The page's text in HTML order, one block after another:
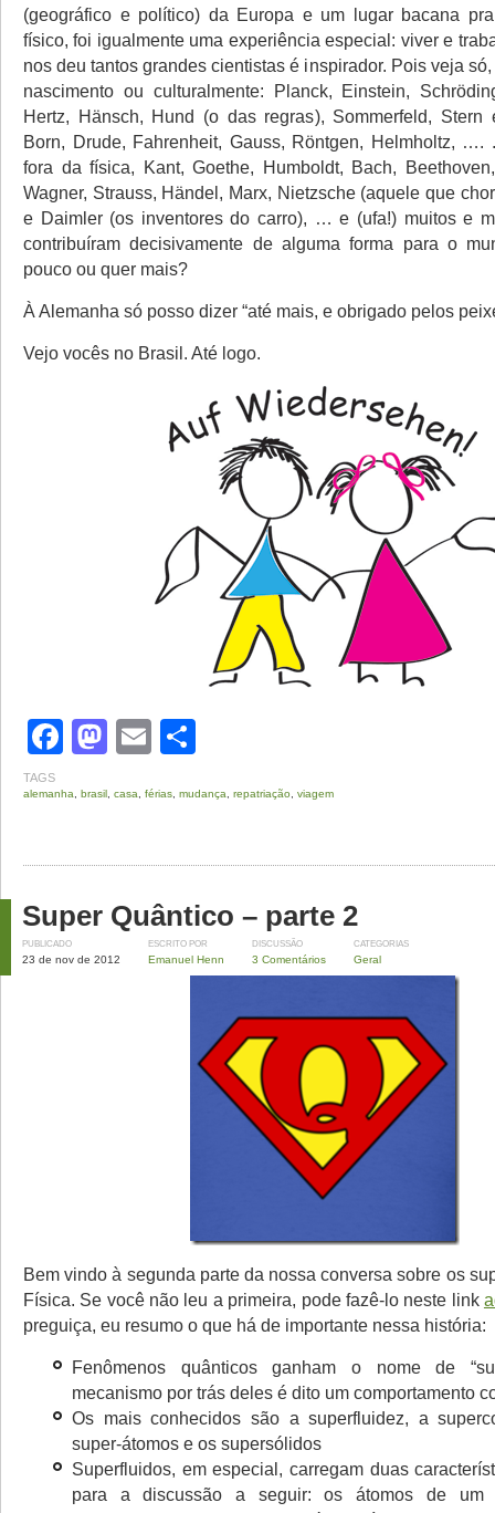
(geográfico e político) da Europa e um lugar bacana
físico, foi igualmente uma experiência especial: viver e
nos deu tantos grandes cientistas é inspirador. Pois veja
nascimento ou culturalmente: Planck, Einstein,
Hertz, Hänsch, Hund (o das regras), Sommerfeld, Stern
Born, Drude, Fahrenheit, Gauss, Röntgen, Helmholtz, ….
fora da física, Kant, Goethe, Humboldt, Bach,
Wagner, Strauss, Händel, Marx, Nietzsche (aquele que
e Daimler (os inventores do carro), … e (ufa!) muitos e
contribuíram decisivamente de alguma forma para o
pouco ou quer mais?
À Alemanha só posso dizer “até mais, e obrigado pelos
Vejo vocês no Brasil. Até logo.
Facebook
Mastodon
Email
TAGS
alemanha brasil casa férias mudança repatriação viagem
Super Quântico – parte 2
PUBLICADO
23 de nov de 2012
ESCRITO POR
Emanuel Henn
DISCUSSÃO
3 Comentários
CATEGORIAS
Geral
Bem vindo à segunda parte da nossa conversa sobre os
Física. Se você não leu a primeira, pode fazê-lo neste link
preguiça, eu resumo o que há de importante nessa história:
Fenômenos quânticos ganham o nome de
mecanismo por trás deles é dito um comportamento
Os mais conhecidos são a superfluidez, a
super-átomos e os supersólidos
Superfluidos, em especial, carregam duas
para a discussão a seguir: os átomos de um